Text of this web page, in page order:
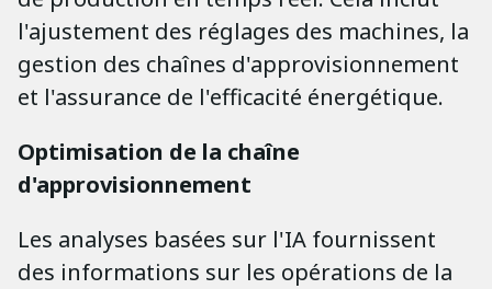
l'ajustement des réglages des machines, la
gestion des chaînes d'approvisionnement
et l'assurance de l'efficacité énergétique.
Optimisation de la chaîne
d'approvisionnement
Les analyses basées sur l'IA fournissent
des informations sur les opérations de la